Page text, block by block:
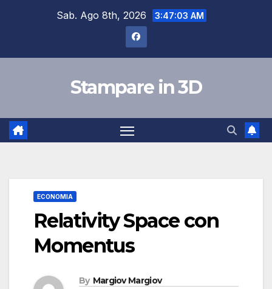
Sab. Ago 8th, 2026 3:47:04 AM
Stampare in 3D
ECONOMIA
Relativity Space con
Momentus
By Margiov Margiov